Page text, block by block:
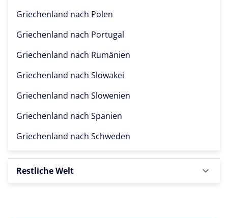
Griechenland nach Polen
Griechenland nach Portugal
Griechenland nach Rumänien
Griechenland nach Slowakei
Griechenland nach Slowenien
Griechenland nach Spanien
Griechenland nach Schweden
Restliche Welt